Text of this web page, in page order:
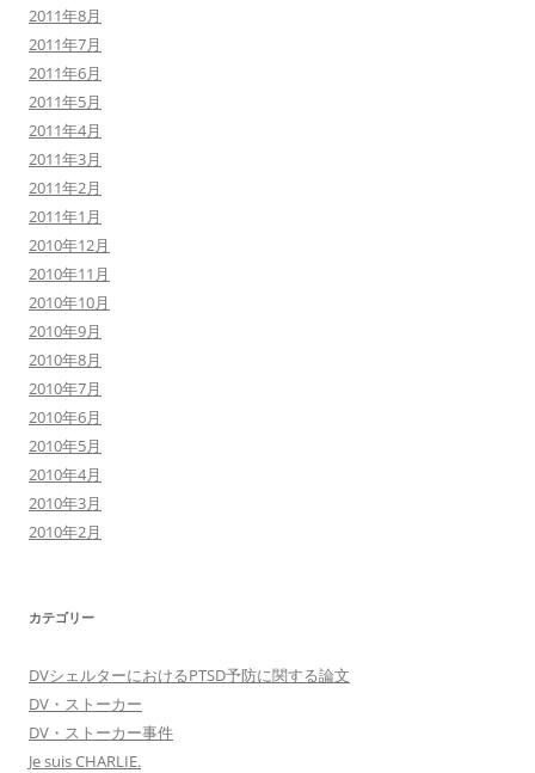
2011年8月
2011年7月
2011年6月
2011年5月
2011年4月
2011年3月
2011年2月
2011年1月
2010年12月
2010年11月
2010年10月
2010年9月
2010年8月
2010年7月
2010年6月
2010年5月
2010年4月
2010年3月
2010年2月
カテゴリー
DVシェルターにおけるPTSD予防に関する論文
DV・ストーカー
DV・ストーカー事件
Je suis CHARLIE.